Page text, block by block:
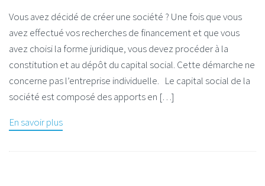
Vous avez décidé de créer une société ? Une fois que vous
avez effectué vos recherches de financement et que vous
avez choisi la forme juridique, vous devez procéder à la
constitution et au dépôt du capital social. Cette démarche ne
concerne pas l’entreprise individuelle. Le capital social de la
société est composé des apports en […]
En savoir plus